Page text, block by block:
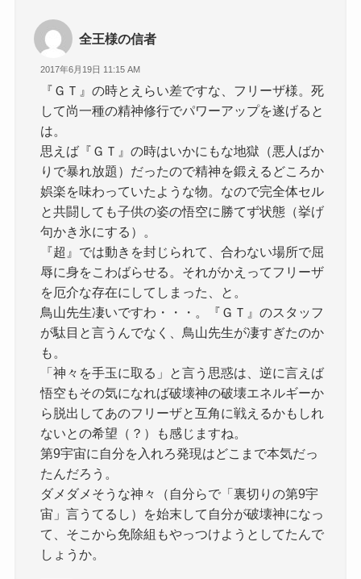
全王様の信者
2017年6月19日 11:15 AM
『ＧＴ』の時とえらい差ですな、フリーザ様。死
して尚一種の精神修行でパワーアップを遂げると
は。
思えば『ＧＴ』の時はいかにもな地獄（悪人ばか
りで暴れ放題）だったので精神を鍛えるどころか
娯楽を味わっていたような物。なので完全体セル
と共闘しても子供の姿の悟空に勝てず状態（挙げ
句かき氷にする）。
『超』では動きを封じられて、合わない場所で屈
辱に身をこわばらせる。それがかえってフリーザ
を厄介な存在にしてしまった、と。
鳥山先生凄いですわ・・・。『ＧＴ』のスタッフ
が駄目と言うんでなく、鳥山先生が凄すぎたのか
も。
「神々を手玉に取る」と言う思惑は、逆に言えば
悟空もその気になれば破壊神の破壊エネルギーか
ら脱出してあのフリーザと互角に戦えるかもしれ
ないとの希望（？）も感じますね。
第9宇宙に自分を入れろ発現はどこまで本気だっ
たんだろう。
ダメダメそうな神々（自分らで「裏切りの第9宇
宙」言うてるし）を始末して自分が破壊神になっ
て、そこから免除組もやっつけようとしてたんで
しょうか。